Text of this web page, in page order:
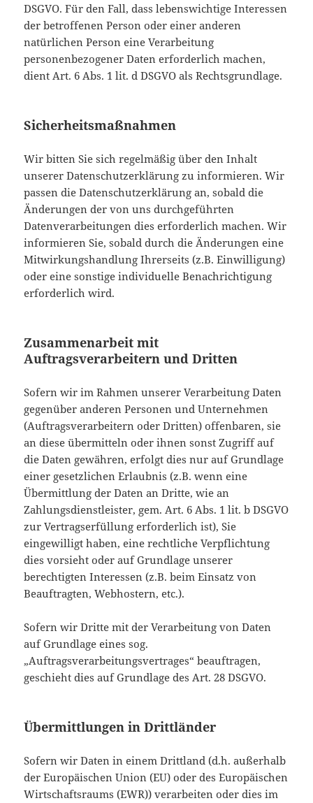
DSGVO. Für den Fall, dass lebenswichtige Interessen
der betroffenen Person oder einer anderen
natürlichen Person eine Verarbeitung
personenbezogener Daten erforderlich machen,
dient Art. 6 Abs. 1 lit. d DSGVO als Rechtsgrundlage.
Sicherheitsmaßnahmen
Wir bitten Sie sich regelmäßig über den Inhalt
unserer Datenschutzerklärung zu informieren. Wir
passen die Datenschutzerklärung an, sobald die
Änderungen der von uns durchgeführten
Datenverarbeitungen dies erforderlich machen. Wir
informieren Sie, sobald durch die Änderungen eine
Mitwirkungshandlung Ihrerseits (z.B. Einwilligung)
oder eine sonstige individuelle Benachrichtigung
erforderlich wird.
Zusammenarbeit mit
Auftragsverarbeitern und Dritten
Sofern wir im Rahmen unserer Verarbeitung Daten
gegenüber anderen Personen und Unternehmen
(Auftragsverarbeitern oder Dritten) offenbaren, sie
an diese übermitteln oder ihnen sonst Zugriff auf
die Daten gewähren, erfolgt dies nur auf Grundlage
einer gesetzlichen Erlaubnis (z.B. wenn eine
Übermittlung der Daten an Dritte, wie an
Zahlungsdienstleister, gem. Art. 6 Abs. 1 lit. b DSGVO
zur Vertragserfüllung erforderlich ist), Sie
eingewilligt haben, eine rechtliche Verpflichtung
dies vorsieht oder auf Grundlage unserer
berechtigten Interessen (z.B. beim Einsatz von
Beauftragten, Webhostern, etc.).
Sofern wir Dritte mit der Verarbeitung von Daten
auf Grundlage eines sog.
„Auftragsverarbeitungsvertrages“ beauftragen,
geschieht dies auf Grundlage des Art. 28 DSGVO.
Übermittlungen in Drittländer
Sofern wir Daten in einem Drittland (d.h. außerhalb
der Europäischen Union (EU) oder des Europäischen
Wirtschaftsraums (EWR)) verarbeiten oder dies im